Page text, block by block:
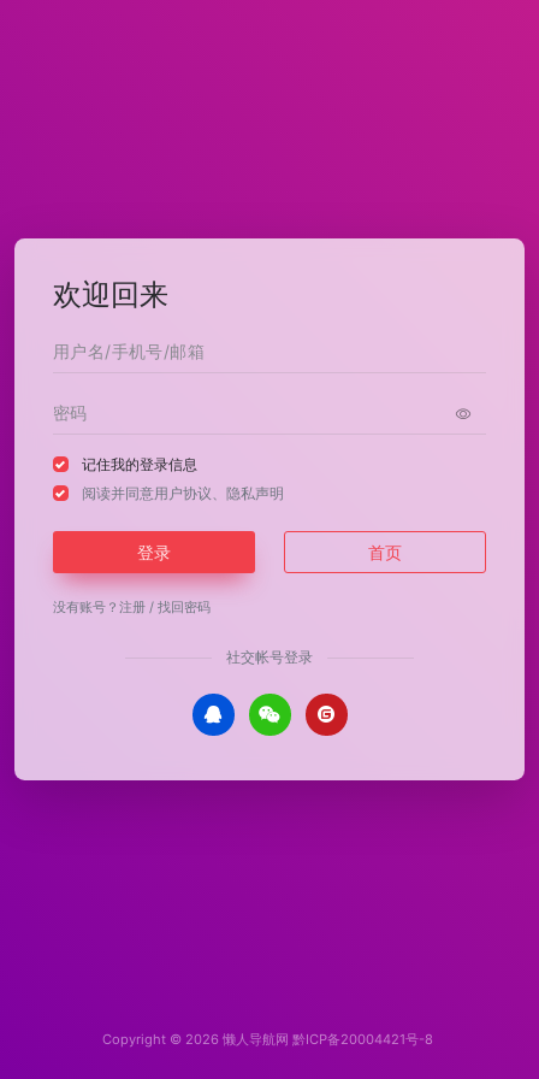
欢迎回来
记住我的登录信息
阅读并同意用户协议 隐私声明
登录 首页
没有账号？ 注册 / 找回密码
社交帐号登录
Copyright © 2026 懒人导航网 黔ICP备20004421号-8